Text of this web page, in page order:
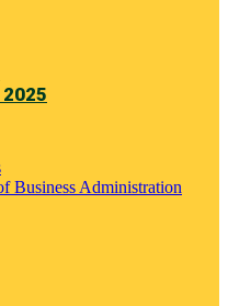
Business Administration